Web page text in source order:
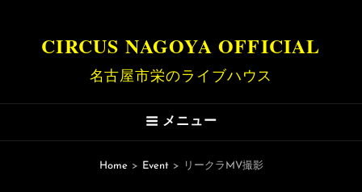
CIRCUS NAGOYA OFFICIAL
名古屋市栄のライブハウス
メニュー
Home > Event > リークラMV撮影